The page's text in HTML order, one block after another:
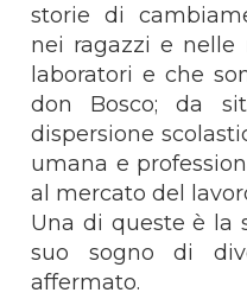
storie di
nei ragazzi e nelle
laboratori e che
don Bosco; da
dispersione
umana e
al mercato del
Una di queste è la
suo sogno di
affermato.